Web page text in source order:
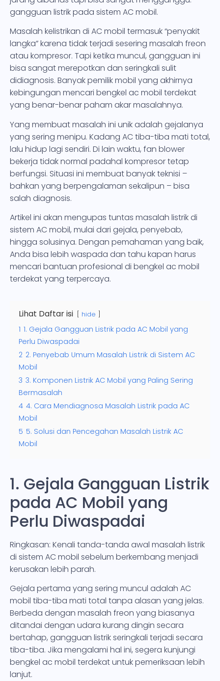
gangguan listrik pada sistem AC mobil.
Masalah kelistrikan di AC mobil termasuk “penyakit
langka” karena tidak terjadi sesering masalah freon
atau kompresor. Tapi ketika muncul, gangguan ini
bisa sangat merepotkan dan seringkali sulit
didiagnosis. Banyak pemilik mobil yang akhirnya
kebingungan mencari bengkel ac mobil terdekat
yang benar-benar paham akar masalahnya.
Yang membuat masalah ini unik adalah gejalanya
yang sering menipu. Kadang AC tiba-tiba mati total,
lalu hidup lagi sendiri. Di lain waktu, fan blower
bekerja tidak normal padahal kompresor tetap
berfungsi. Situasi ini membuat banyak teknisi –
bahkan yang berpengalaman sekalipun – bisa
salah diagnosis.
Artikel ini akan mengupas tuntas masalah listrik di
sistem AC mobil, mulai dari gejala, penyebab,
hingga solusinya. Dengan pemahaman yang baik,
Anda bisa lebih waspada dan tahu kapan harus
mencari bantuan profesional di bengkel ac mobil
terdekat yang terpercaya.
Lihat Daftar isi hide
1 1. Gejala Gangguan Listrik pada AC Mobil yang
Perlu Diwaspadai
2 2. Penyebab Umum Masalah Listrik di Sistem AC
Mobil
3 3. Komponen Listrik AC Mobil yang Paling Sering
Bermasalah
4 4. Cara Mendiagnosa Masalah Listrik pada AC
Mobil
5 5. Solusi dan Pencegahan Masalah Listrik AC
Mobil
1. Gejala Gangguan Listrik
pada AC Mobil yang
Perlu Diwaspadai
Ringkasan: Kenali tanda-tanda awal masalah listrik
di sistem AC mobil sebelum berkembang menjadi
kerusakan lebih parah.
Gejala pertama yang sering muncul adalah AC
mobil tiba-tiba mati total tanpa alasan yang jelas.
Berbeda dengan masalah freon yang biasanya
ditandai dengan udara kurang dingin secara
bertahap, gangguan listrik seringkali terjadi secara
tiba-tiba. Jika mengalami hal ini, segera kunjungi
bengkel ac mobil terdekat untuk pemeriksaan lebih
lanjut.